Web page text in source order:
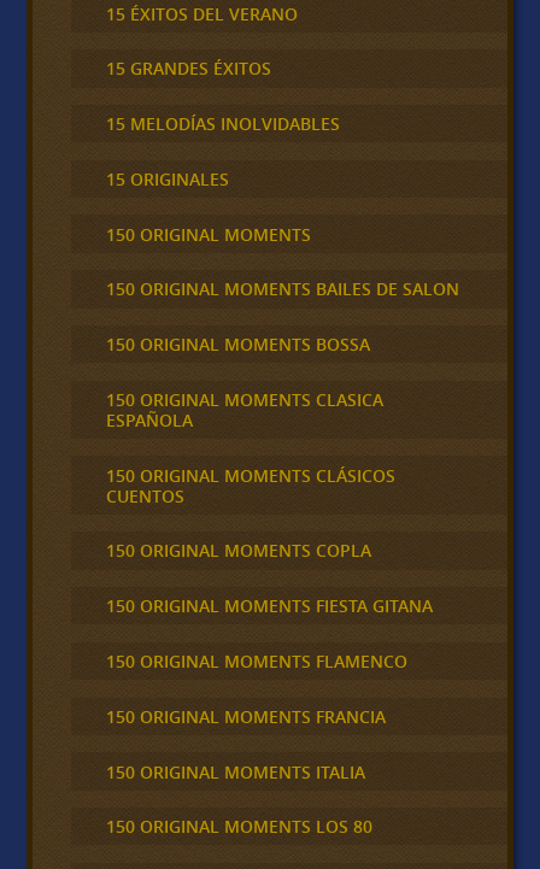
15 ÉXITOS DEL VERANO
15 GRANDES ÉXITOS
15 MELODÍAS INOLVIDABLES
15 ORIGINALES
150 ORIGINAL MOMENTS
150 ORIGINAL MOMENTS BAILES DE SALON
150 ORIGINAL MOMENTS BOSSA
150 ORIGINAL MOMENTS CLASICA
ESPAÑOLA
150 ORIGINAL MOMENTS CLÁSICOS
CUENTOS
150 ORIGINAL MOMENTS COPLA
150 ORIGINAL MOMENTS FIESTA GITANA
150 ORIGINAL MOMENTS FLAMENCO
150 ORIGINAL MOMENTS FRANCIA
150 ORIGINAL MOMENTS ITALIA
150 ORIGINAL MOMENTS LOS 80